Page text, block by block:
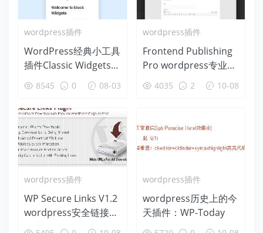
wordpress插件
WordPress经典小工具
插件Classic Widgets
恢复经典小部件
8545 0 08-03
wordpress插件
Frontend Publishing
Pro wordpress专业前
端发布插件V3.2.0免费
下载
4035 2 10-08
wordpress插件
WP Secure Links V1.2
wordpress安全链接插
件
wordpress插件
wordpress历史上的今
天插件：WP-Today